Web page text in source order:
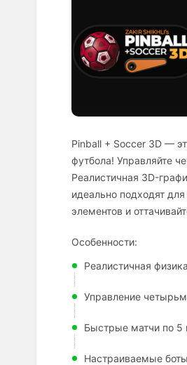
Pinball + Soccer 3D —
футбола! Управляйте
Реалистичная 3D-
идеально подходят
элементов и
Особенности:
Реалистичная
Управление
Быстрые матчи по 5
Настраиваемые